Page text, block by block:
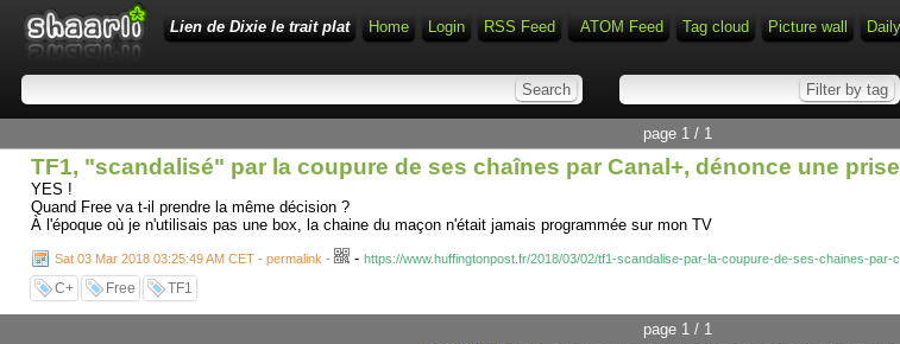
Lien de Dixie le trait plat Home Login RSS Feed ATOM Feed Tag cloud Picture wall Daily
page 1 / 1
TF1, "scandalisé" par la coupure de ses chaînes par Canal+, dénonce une
YES !
Quand Free va t-il prendre la même décision ?
À l'époque où je n'utilisais pas une box, la chaine du maçon n'était jamais programmée sur mon TV
Sat 03 Mar 2018 03:25:49 AM CET - permalink - - https://www.huffingtonpost.fr/2018/03/02/tf1-scandalise-par-la-coupure-de-ses-chaines-
C+ Free TF1
page 1 / 1